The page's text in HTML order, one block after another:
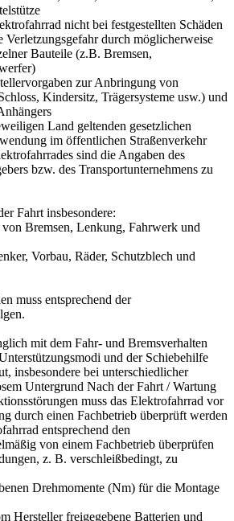
nicht bei festgestellten Schäden
Verletzungsgefahr durch möglicherweise
Bauteile (z.B. Bremsen,
zur Anbringung von
Kindersitz, Trägersysteme usw.) und
Land geltenden gesetzlichen
im öffentlichen Straßenverkehr
sind die Angaben des
bzw. des Transportunternehmens zu
Fahrt insbesondere:
Bremsen, Lenkung, Fahrwerk und
Vorbau, Räder, Schutzblech und
muss entsprechend der
mit dem Fahr- und Bremsverhalten
und der Schiebehilfe
insbesondere bei unterschiedlicher
Untergrund Nach der Fahrt / Wartung
muss das Elektrofahrrad vor
durch einen Fachbetrieb überprüft werden
entsprechend den
von einem Fachbetrieb überprüfen
z. B. verschleißbedingt, zu
Drehmomente (Nm) für die Montage
Hersteller freigegebene Batterien und